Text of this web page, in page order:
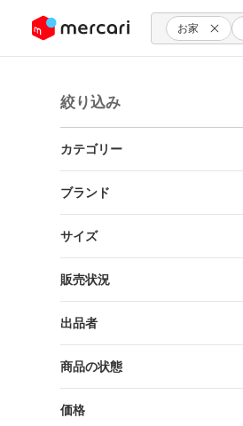
ツにスキップ お家
絞り込み
カテゴリー
ブランド
サイズ
販売状況
出品者
商品の状態
価格